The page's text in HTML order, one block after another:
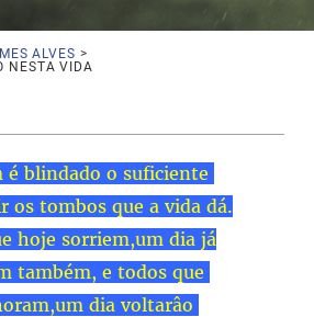
ALVES >
NESTA VIDA
é blindado o suficiente
os tombos que a vida dá.
hoje sorriem,um dia já
também, e todos que
dia voltarâo